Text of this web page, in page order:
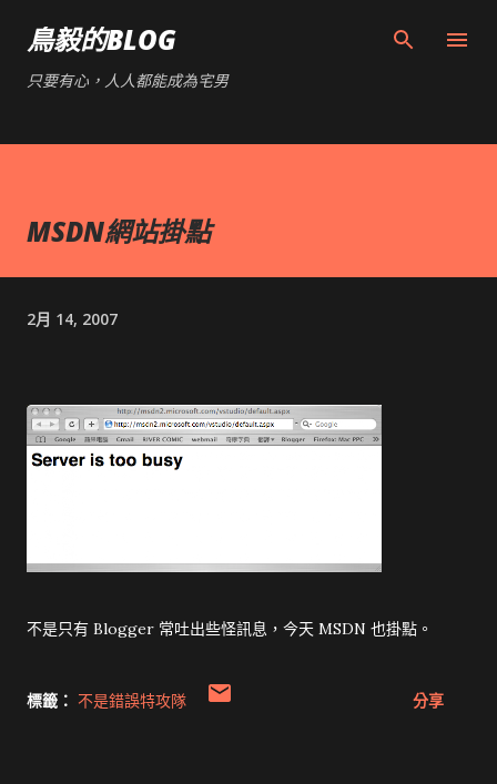
鳥毅的BLOG
只要有心，人人都能成為宅男
MSDN網站掛點
2月 14, 2007
不是只有 Blogger 常吐出些怪訊息，今天 MSDN 也掛點。
標籤： 不是錯誤特攻隊 分享